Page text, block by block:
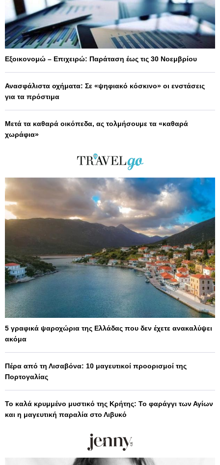
Εξοικονομώ – Επιχειρώ: Παράταση έως τις 30 Νοεμβρίου
Ανασφάλιστα οχήματα: Σε «ψηφιακό κόσκινο» οι ενστάσεις
για τα πρόστιμα
Μετά τα καθαρά οικόπεδα, ας τολμήσουμε τα «καθαρά
χωράφια»
5 γραφικά ψαροχώρια της Ελλάδας που δεν έχετε ανακαλύψει
ακόμα
Πέρα από τη Λισαβόνα: 10 μαγευτικοί προορισμοί της
Πορτογαλίας
Το καλά κρυμμένο μυστικό της Κρήτης: Το φαράγγι των Αγίων
και η μαγευτική παραλία στο Λιβυκό